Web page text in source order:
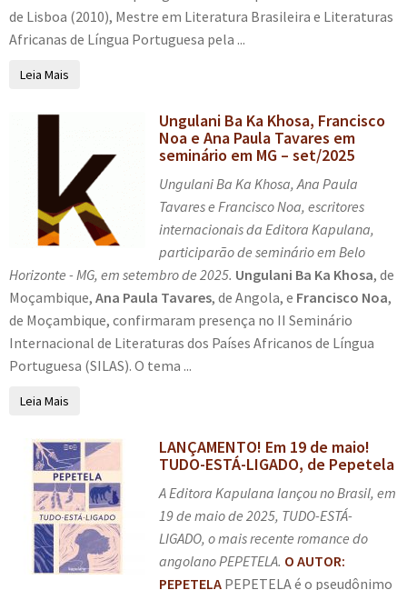
de Lisboa (2010), Mestre em Literatura Brasileira e Literaturas
Africanas de Língua Portuguesa pela ...
Leia Mais
Ungulani Ba Ka Khosa, Francisco
Noa e Ana Paula Tavares em
seminário em MG – set/2025
Ungulani Ba Ka Khosa, Ana Paula
Tavares e Francisco Noa, escritores
internacionais da Editora Kapulana,
participarão de seminário em Belo
Horizonte - MG, em setembro de 2025. Ungulani Ba Ka Khosa, de
Moçambique, Ana Paula Tavares, de Angola, e Francisco Noa,
de Moçambique, confirmaram presença no II Seminário
Internacional de Literaturas dos Países Africanos de Língua
Portuguesa (SILAS). O tema ...
Leia Mais
LANÇAMENTO! Em 19 de maio!
TUDO-ESTÁ-LIGADO, de Pepetela
A Editora Kapulana lançou no Brasil, em
19 de maio de 2025, TUDO-ESTÁ-
LIGADO, o mais recente romance do
angolano PEPETELA. O AUTOR:
PEPETELA PEPETELA é o pseudônimo